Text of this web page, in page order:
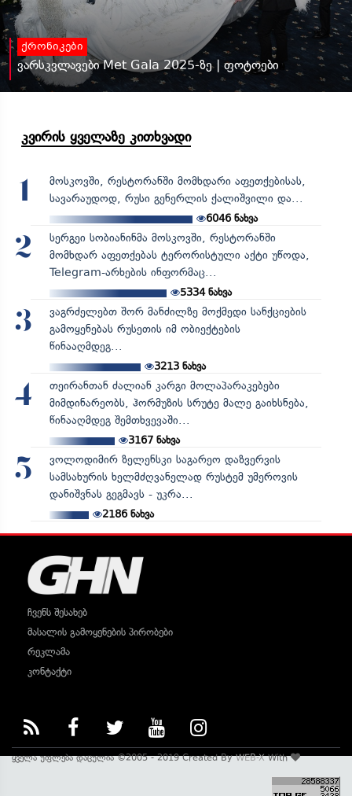
ქრონიკები
ვარსკვლავები Met Gala 2025-ზე | ფოტოები
კვირის ყველაზე კითხვადი
1
მოსკოვში, რესტორანში მომხდარი აფეთქებისას,
სავარაუდოდ, რუსი გენერლის ქალიშვილი და...
6046ნახვა
2
სერგეი სობიანინმა მოსკოვში, რესტორანში
მომხდარ აფეთქებას ტერორისტული აქტი უწოდა,
Telegram-არხების ინფორმაც...
5334ნახვა
3
ვაგრძელებთ შორ მანძილზე მოქმედი სანქციების
გამოყენებას რუსეთის იმ ობიექტების
წინააღმდეგ...
3213ნახვა
4
თეირანთან ძალიან კარგი მოლაპარაკებები
მიმდინარეობს, ჰორმუზის სრუტე მალე გაიხსნება,
წინააღმდეგ შემთხვევაში...
3167ნახვა
5
ვოლოდიმირ ზელენსკი საგარეო დაზვერვის
სამსახურის ხელმძღვანელად რუსტემ უმეროვის
დანიშვნას გეგმავს - უკრა...
2186ნახვა
ჩვენს შესახებ
მასალის გამოყენების პირობები
რეკლამა
კონტაქტი
ყველა უფლება დაცულია ©2005 - 2019 Created ByWEB-XWith